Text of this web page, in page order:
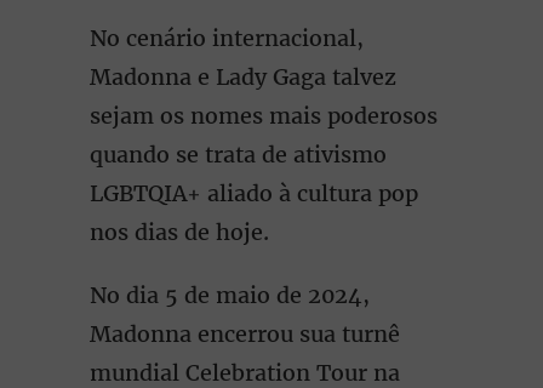
No cenário internacional,
Madonna e Lady Gaga talvez
sejam os nomes mais poderosos
quando se trata de ativismo
LGBTQIA+ aliado à cultura pop
nos dias de hoje.
No dia 5 de maio de 2024,
Madonna encerrou sua turnê
mundial Celebration Tour na